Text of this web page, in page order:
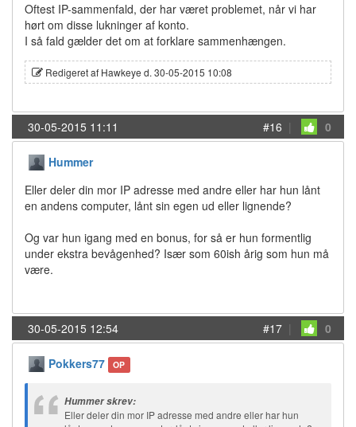
Oftest IP-sammenfald, der har været problemet, når vi har
hørt om disse lukninger af konto.
I så fald gælder det om at forklare sammenhængen.
Redigeret af Hawkeye d. 30-05-2015 10:08
30-05-2015 11:11 #16 | 0
Hummer
Eller deler din mor IP adresse med andre eller har hun lånt
en andens computer, lånt sin egen ud eller lignende?
Og var hun igang med en bonus, for så er hun formentlig
under ekstra bevågenhed? Især som 60ish årig som hun må
være.
30-05-2015 12:54 #17 | 0
Pokkers77 OP
Hummer skrev:
Eller deler din mor IP adresse med andre eller har hun